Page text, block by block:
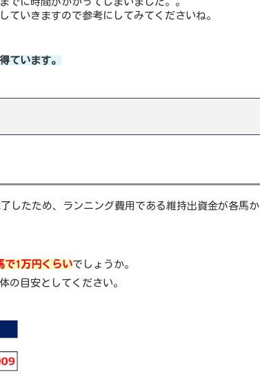
ていきますので参考にしてみてくださいね。
ています。
したため、ランニング費用である維持出資金が各馬か
で1万円くらいでしょうか。
の目安としてください。